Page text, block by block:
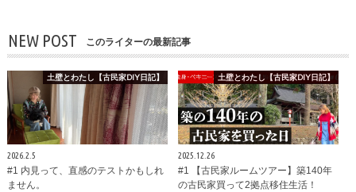
NEW POST このライターの最新記事
土壁とわたし【古民家DIY日記】
2026.2.5
#1 内見って、直感のテストかもしれ
ません。
土壁とわたし【古民家DIY日記】
2025.12.26
#1 【古民家ルームツアー】築140年
の古民家買って2拠点移住生活！